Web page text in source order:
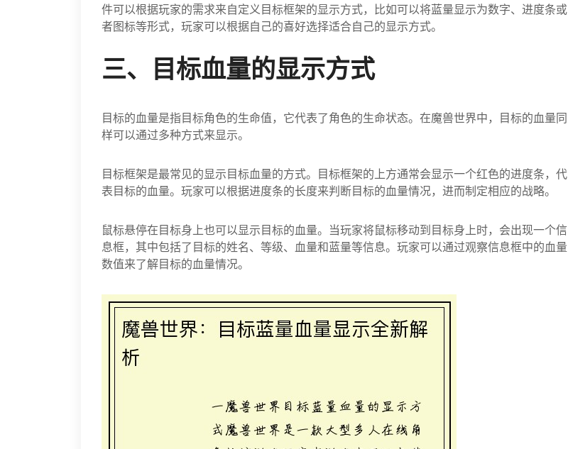
件可以根据玩家的需求来自定义目标框架的显示方式，比如可以将蓝量显示为数字、进度条或
者图标等形式，玩家可以根据自己的喜好选择适合自己的显示方式。
三、目标血量的显示方式
目标的血量是指目标角色的生命值，它代表了角色的生命状态。在魔兽世界中，目标的血量同
样可以通过多种方式来显示。
目标框架是最常见的显示目标血量的方式。目标框架的上方通常会显示一个红色的进度条，代
表目标的血量。玩家可以根据进度条的长度来判断目标的血量情况，进而制定相应的战略。
鼠标悬停在目标身上也可以显示目标的血量。当玩家将鼠标移动到目标身上时，会出现一个信
息框，其中包括了目标的姓名、等级、血量和蓝量等信息。玩家可以通过观察信息框中的血量
数值来了解目标的血量情况。